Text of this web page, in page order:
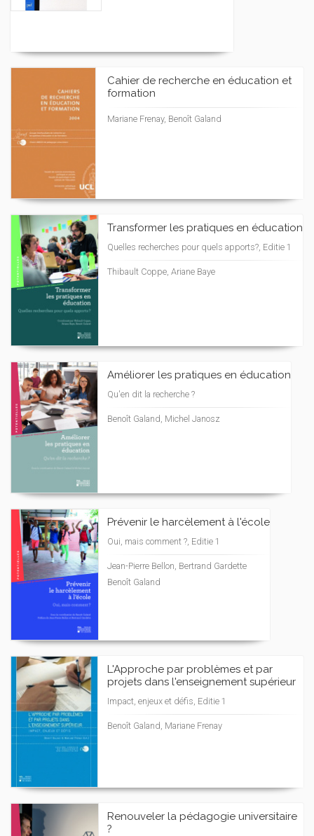
Cahier de recherche en éducation et
formation
Mariane Frenay, Benoît Galand
Transformer les pratiques en éducation
Quelles recherches pour quels apports?, Editie 1
Thibault Coppe, Ariane Baye
Améliorer les pratiques en éducation
Qu'en dit la recherche ?
Benoît Galand, Michel Janosz
Prévenir le harcèlement à l'école
Oui, mais comment ?, Editie 1
Jean-Pierre Bellon, Bertrand Gardette
Benoît Galand
L'Approche par problèmes et par
projets dans l'enseignement supérieur
Impact, enjeux et défis, Editie 1
Benoît Galand, Mariane Frenay
Renouveler la pédagogie universitaire
?